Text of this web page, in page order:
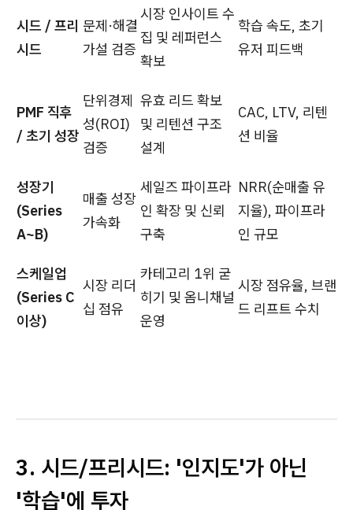
시드 / 프리
시드
문제·해결
가설 검증
시장 인사이트 수
집 및 레퍼런스
확보
학습 속도, 초기
유저 피드백
PMF 직후
/ 초기 성장
단위경제
성(ROI)
검증
유효 리드 확보
및 리텐션 구조
설계
CAC, LTV, 리텐
션 비율
성장기
(Series
A~B)
매출 성장
가속화
세일즈 파이프라
인 확장 및 신뢰
구축
NRR(순매출 유
지율), 파이프라
인 규모
스케일업
(Series C
이상)
시장 리더
십 점유
카테고리 1위 굳
히기 및 옴니채널
운영
시장 점유율, 브랜
드 리프트 수치
3. 시드/프리시드: '인지도'가 아닌
'학습'에 투자